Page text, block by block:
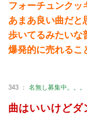
フォーチュンクッ
あまあ良い曲だと
歩いてるみたいな
爆発的に売れるこ
343 ： 名無し募集中。。。
曲はいいけどダ